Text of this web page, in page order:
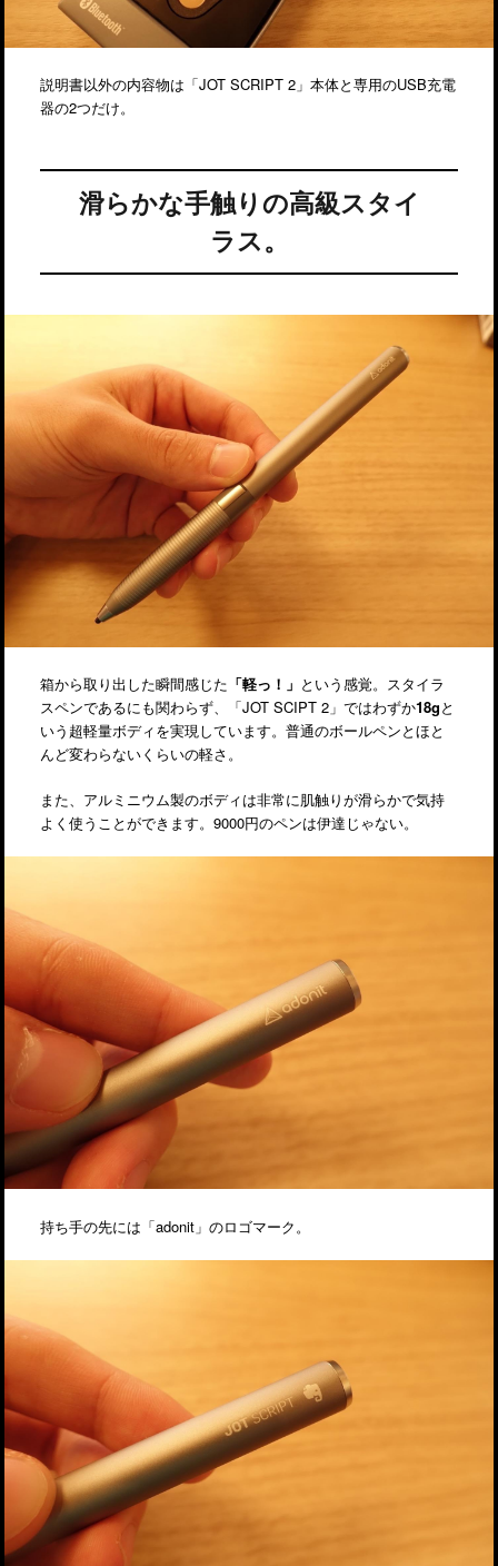
説明書以外の内容物は「JOT SCRIPT 2」本体と専用のUSB充電
器の2つだけ。
滑らかな手触りの高級スタイ
ラス。
箱から取り出した瞬間感じた 「軽っ！」 という感覚。スタイラ
スペンであるにも関わらず、「JOT SCIPT 2」ではわずか18gと
いう超軽量ボディを実現しています。普通のボールペンとほと
んど変わらないくらいの軽さ。
また、アルミニウム製のボディは非常に肌触りが滑らかで気持
よく使うことができます。9000円のペンは伊達じゃない。
持ち手の先には「adonit」のロゴマーク。